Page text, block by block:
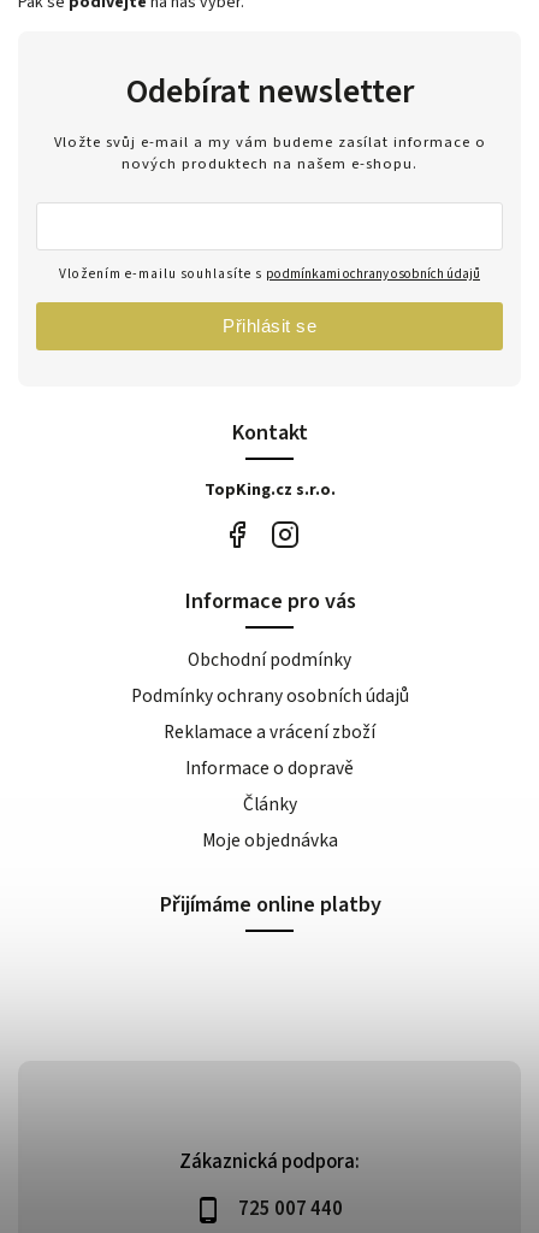
Zákaznická podpora:
725 007 440
Kontakt
TopKing.cz s.r.o.
Odebírat newsletter
Vložte svůj e-mail a my vám budeme zasílat informace o
nových produktech na našem e-shopu.
Vložením e-mailu souhlasíte s podmínkami ochrany osobních údajů
Přihlásit se
Informace pro vás
Obchodní podmínky
Podmínky ochrany osobních údajů
Reklamace a vrácení zboží
Informace o dopravě
Články
Moje objednávka
Přijímáme online platby